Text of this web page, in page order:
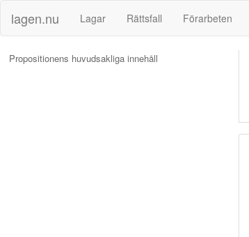
lagen.nu Lagar Rättsfall Förarbeten
Propositionens huvudsakliga innehåll